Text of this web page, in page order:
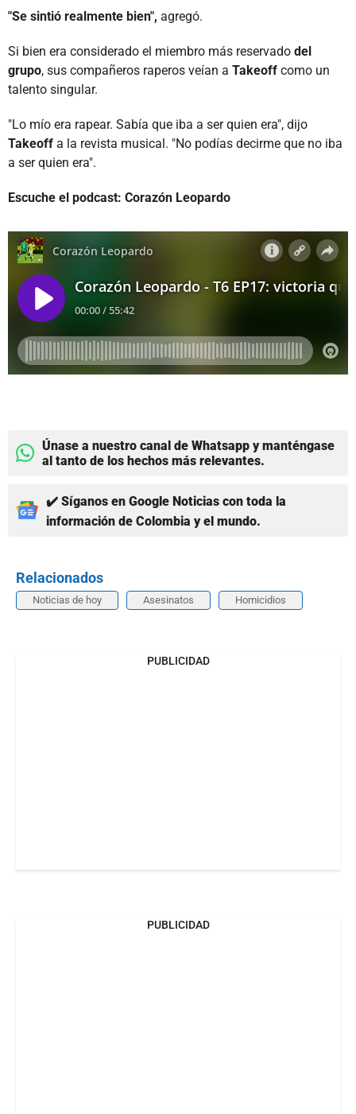
"Se sintió realmente bien", agregó.
Si bien era considerado el miembro más reservado del
grupo, sus compañeros raperos veían a Takeoff como un
talento singular.
"Lo mío era rapear. Sabía que iba a ser quien era", dijo
Takeoff a la revista musical. "No podías decirme que no iba
a ser quien era".
Escuche el podcast: Corazón Leopardo
Únase a nuestro canal de Whatsapp y manténgase
al tanto de los hechos más relevantes.
✔️ Síganos en Google Noticias con toda la
información de Colombia y el mundo.
Relacionados
Noticias de hoy Asesinatos Homicidios
PUBLICIDAD
PUBLICIDAD